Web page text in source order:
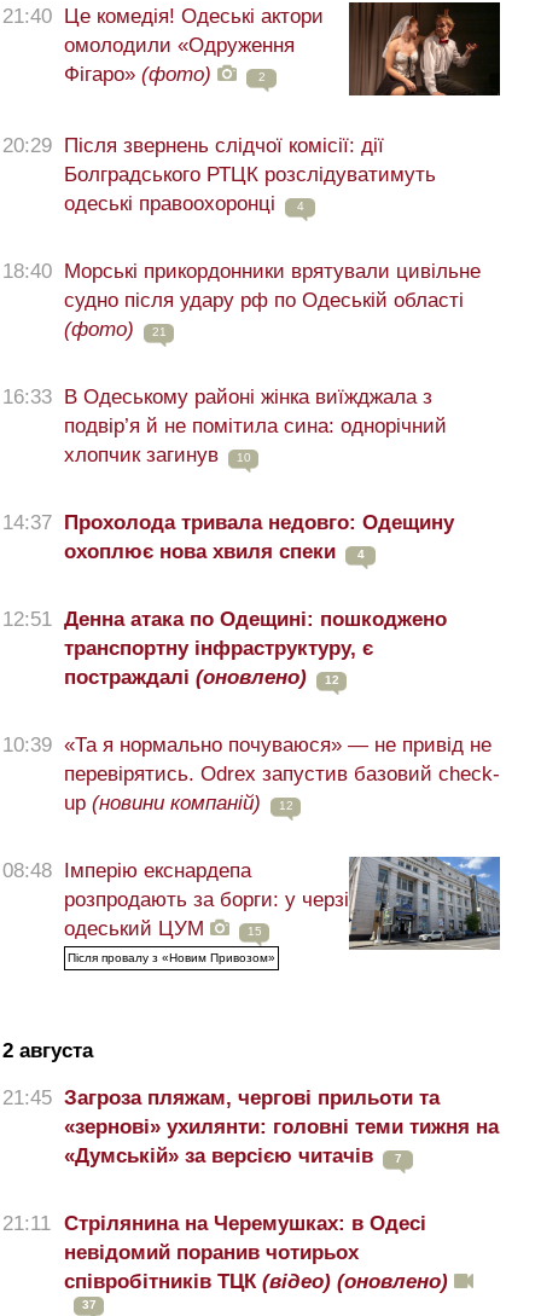
21:40 Це комедія! Одеські актори
омолодили «Одруження
Фігаро» (фото) 2
20:29 Після звернень слідчої комісії: дії
Болградського РТЦК розслідуватимуть
одеські правоохоронці
4
18:40 Морські прикордонники врятували цивільне
судно після удару рф по Одеській області
(фото)
21
16:33 В Одеському районі жінка виїжджала з
подвір’я й не помітила сина: однорічний
хлопчик загинув
10
14:37 Прохолода тривала недовго: Одещину
охоплює нова хвиля спеки
4
12:51 Денна атака по Одещині: пошкоджено
транспортну інфраструктуру, є
постраждалі (оновлено) 12
10:39 «Та я нормально почуваюся» — не привід не
перевірятись. Odrex запустив базовий check-
up (новини компаній) 12
08:48 Імперію екснардепа
розпродають за борги: у черзі
одеський ЦУМ
15
Після провалу з «Новим Привозом»
2 августа
21:45 Загроза пляжам, чергові прильоти та
«зернові» ухилянти: головні теми тижня на
«Думській» за версією читачів
7
21:11
Стрілянина на Черемушках: в Одесі
невідомий поранив чотирьох
співробітників ТЦК (відео) (оновлено)
37